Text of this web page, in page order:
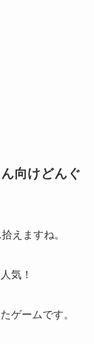
ん向けどんぐ
えますね。
気！
ゲームです。